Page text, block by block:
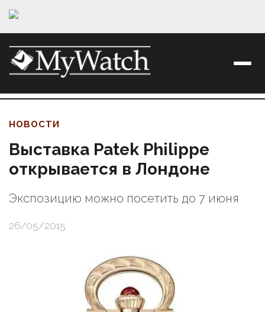
НОВОСТИ
Выставка Patek Philippe
открывается в Лондоне
Экспозицию можно посетить до 7 июня
26/05/2015